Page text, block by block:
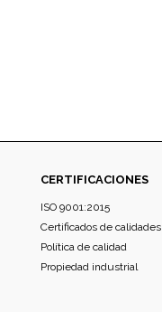
CERTIFICACIONES
ISO 9001:2015
Certificados de calidades
Política de calidad
Propiedad industrial